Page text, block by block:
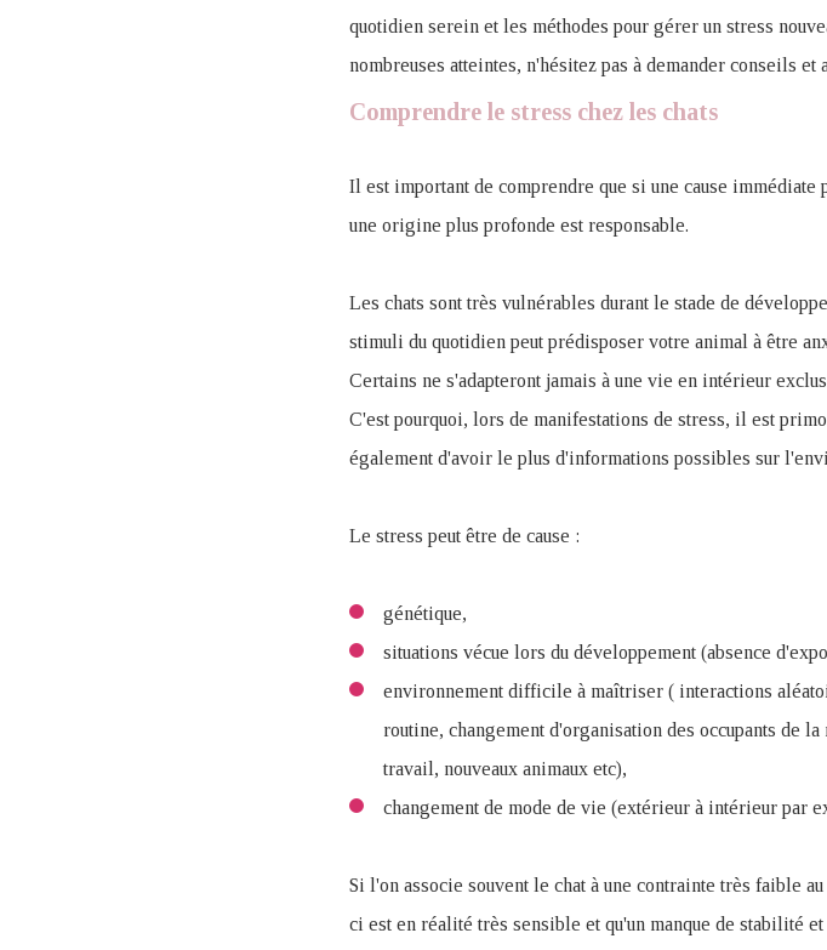
quotidien serein et les méthodes pour gérer un stress
nombreuses atteintes, n'hésitez pas à demander conseils et
Comprendre le stress chez les chats
Il est important de comprendre que si une cause
une origine plus profonde est responsable.
Les chats sont très vulnérables durant le stade de
stimuli du quotidien peut prédisposer votre animal à être
Certains ne s'adapteront jamais à une vie en intérieur
C'est pourquoi, lors de manifestations de stress, il est
également d'avoir le plus d'informations possibles sur
Le stress peut être de cause :
génétique,
situations vécue lors du développement (absence
environnement difficile à maîtriser ( interactions
routine, changement d'organisation des occupants de
travail, nouveaux animaux etc),
changement de mode de vie (extérieur à intérieur par
Si l'on associe souvent le chat à une contrainte très faible
ci est en réalité très sensible et qu'un manque de stabilité